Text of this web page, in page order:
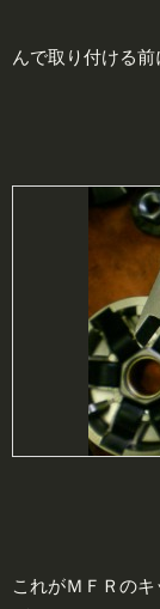
んで取り付ける
これがＭＦＲの